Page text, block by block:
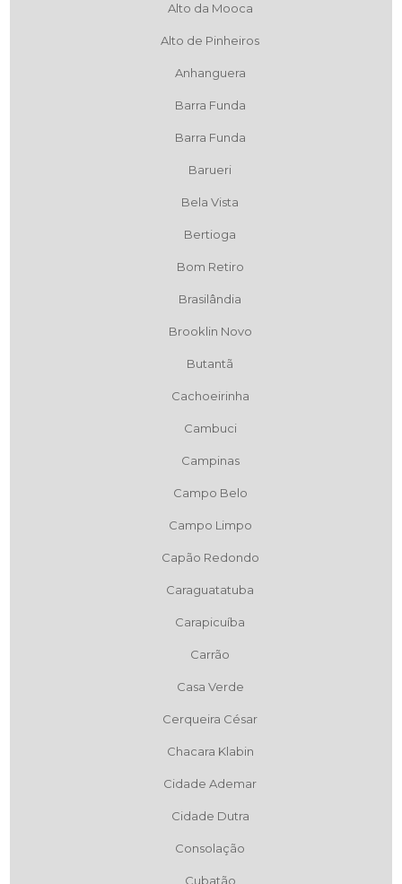
Alto da Mooca
Alto de Pinheiros
Anhanguera
Barra Funda
Barra Funda
Barueri
Bela Vista
Bertioga
Bom Retiro
Brasilândia
Brooklin Novo
Butantã
Cachoeirinha
Cambuci
Campinas
Campo Belo
Campo Limpo
Capão Redondo
Caraguatatuba
Carapicuíba
Carrão
Casa Verde
Cerqueira César
Chacara Klabin
Cidade Ademar
Cidade Dutra
Consolação
Cubatão